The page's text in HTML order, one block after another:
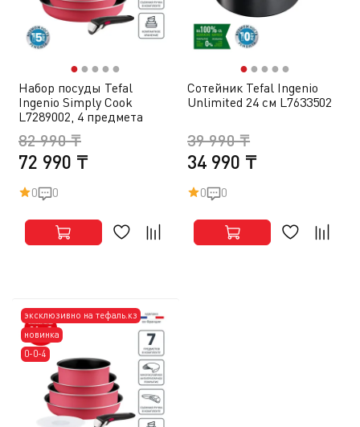
●● ● ● ●
Набор посуды Tefal
Ingenio Simply Cook
L7289002, 4 предмета
72 990 ₸
82 990 ₸
0 0
●● ● ● ●
Сотейник Tefal Ingenio
Unlimited 24 см L7633502
34 990 ₸
39 990 ₸
0 0
эксклюзивно на тефаль.кз
новинка
0-0-4